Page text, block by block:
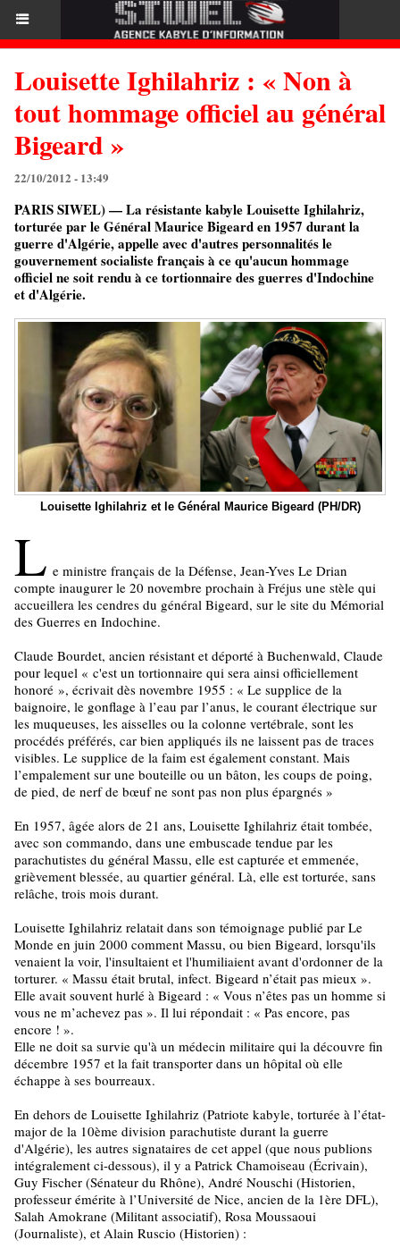
Louisette Ighilahriz : « Non à
tout hommage officiel au général
Bigeard »
22/10/2012 - 13:49
PARIS SIWEL) — La résistante kabyle Louisette Ighilahriz,
torturée par le Général Maurice Bigeard en 1957 durant la
guerre d'Algérie, appelle avec d'autres personnalités le
gouvernement socialiste français à ce qu'aucun hommage
officiel ne soit rendu à ce tortionnaire des guerres d'Indochine
et d'Algérie.
Louisette Ighilahriz et le Général Maurice Bigeard (PH/DR)
L e ministre français de la Défense, Jean-Yves Le Drian
compte inaugurer le 20 novembre prochain à Fréjus une stèle qui
accueillera les cendres du général Bigeard, sur le site du Mémorial
des Guerres en Indochine.
Claude Bourdet, ancien résistant et déporté à Buchenwald, Claude
pour lequel « c'est un tortionnaire qui sera ainsi officiellement
honoré », écrivait dès novembre 1955 : « Le supplice de la
baignoire, le gonflage à l’eau par l’anus, le courant électrique sur
les muqueuses, les aisselles ou la colonne vertébrale, sont les
procédés préférés, car bien appliqués ils ne laissent pas de traces
visibles. Le supplice de la faim est également constant. Mais
l’empalement sur une bouteille ou un bâton, les coups de poing,
de pied, de nerf de bœuf ne sont pas non plus épargnés »
En 1957, âgée alors de 21 ans, Louisette Ighilahriz était tombée,
avec son commando, dans une embuscade tendue par les
parachutistes du général Massu, elle est capturée et emmenée,
grièvement blessée, au quartier général. Là, elle est torturée, sans
relâche, trois mois durant.
Louisette Ighilahriz relatait dans son témoignage publié par Le
Monde en juin 2000 comment Massu, ou bien Bigeard, lorsqu'ils
venaient la voir, l'insultaient et l'humiliaient avant d'ordonner de la
torturer. « Massu était brutal, infect. Bigeard n’était pas mieux ».
Elle avait souvent hurlé à Bigeard : « Vous n’êtes pas un homme si
vous ne m’achevez pas ». Il lui répondait : « Pas encore, pas
encore ! ».
Elle ne doit sa survie qu'à un médecin militaire qui la découvre fin
décembre 1957 et la fait transporter dans un hôpital où elle
échappe à ses bourreaux.
En dehors de Louisette Ighilahriz (Patriote kabyle, torturée à l’état-
major de la 10ème division parachutiste durant la guerre
d'Algérie), les autres signataires de cet appel (que nous publions
intégralement ci-dessous), il y a Patrick Chamoiseau (Écrivain),
Guy Fischer (Sénateur du Rhône), André Nouschi (Historien,
professeur émérite à l’Université de Nice, ancien de la 1ère DFL),
Salah Amokrane (Militant associatif), Rosa Moussaoui
(Journaliste), et Alain Ruscio (Historien) :